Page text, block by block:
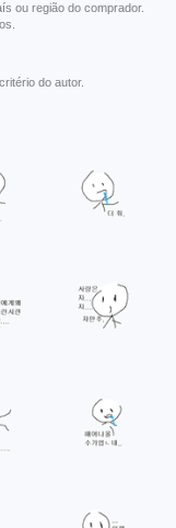
ou região do comprador.
do autor.